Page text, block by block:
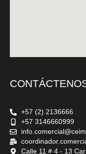
+57 (2) 2136666
+57 3146660999
Calle 11 # 4 - 13